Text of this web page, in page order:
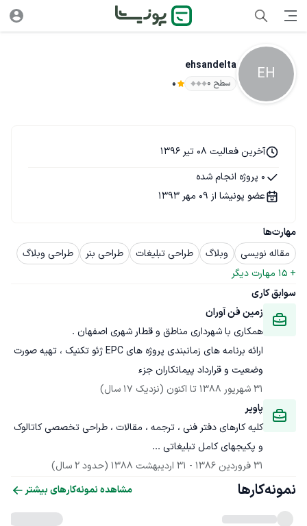
EH
ehsandelta
سطح ۰ 0
مهارت‌ها
مقاله نویسی
وبلاگ طراحی تبلیغات طراحی بنر
طراحی وبلاگ
+
15 مهارت دیگر
سوابق کاری
زمین فن آوران
ارائه برنامه های زمانبندی پروژه های EPC ژئو تکنیک ، تهیه صورت
وضعیت و قرارداد پیمانکاران جزء
31 شهریور 1388
تا اکنون (نزدیک 17 سال)
پاویر
کلیه کارهای دفتر فنی ، ترجمه ، مقالات ، طراحی تخصصی کاتالوک
و پکیجهای کامل تبلیغاتی ...
31 فروردین 1386
- 31 اردیبهشت 1388 (حدود 2 سال)
آخرین فعالیت 08 تیر 1396
0 پروژه انجام شده
عضو پونیشا از 09 مهر 1393
نمونه‌کارها مشاهده نمونه‌کارهای بیشتر